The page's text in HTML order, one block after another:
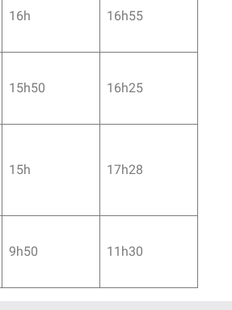
16h 16h55
15h50 16h25
15h 17h28
9h50 11h30